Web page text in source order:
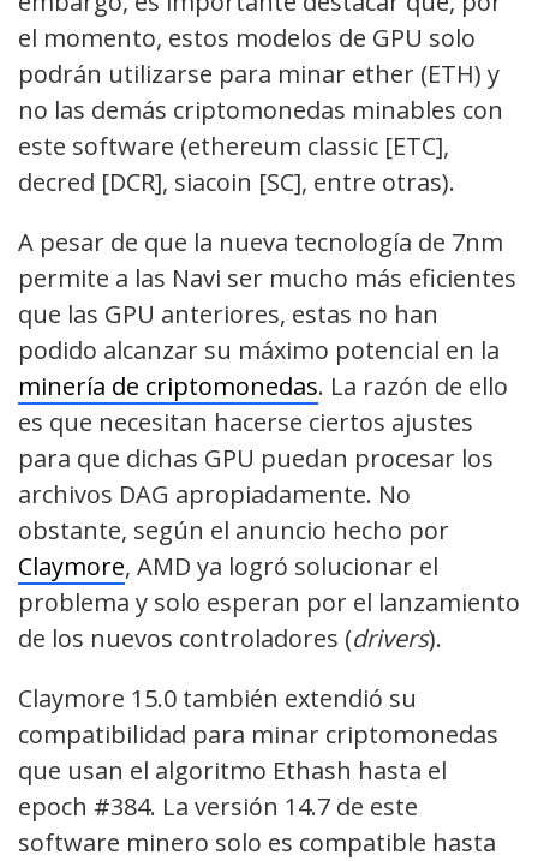
el momento, estos modelos de GPU solo
podrán utilizarse para minar ether (ETH) y
no las demás criptomonedas minables con
este software (ethereum classic [ETC],
decred [DCR], siacoin [SC], entre otras).
A pesar de que la nueva tecnología de 7nm
permite a las Navi ser mucho más eficientes
que las GPU anteriores, estas no han
podido alcanzar su máximo potencial en la
minería de criptomonedas. La razón de ello
es que necesitan hacerse ciertos ajustes
para que dichas GPU puedan procesar los
archivos DAG apropiadamente. No
obstante, según el anuncio hecho por
Claymore, AMD ya logró solucionar el
problema y solo esperan por el lanzamiento
de los nuevos controladores (drivers).
Claymore 15.0 también extendió su
compatibilidad para minar criptomonedas
que usan el algoritmo Ethash hasta el
epoch #384. La versión 14.7 de este
software minero solo es compatible hasta